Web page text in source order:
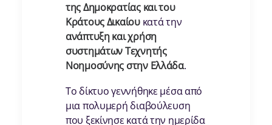
της Δημοκρατίας και του
Κράτους Δικαίουκατά την
ανάπτυξη και χρήση
συστημάτων Τεχνητής
Νοημοσύνης στην Ελλάδα.
Το δίκτυο γεννήθηκε μέσα από
μια πολυμερή διαβούλευση
που ξεκίνησε κατά την ημερίδα